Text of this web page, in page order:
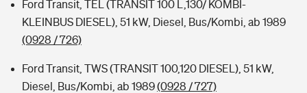
Ford Transit, TEL (TRANSIT 100 L,130/ KOMBI-
KLEINBUS DIESEL), 51 kW, Diesel, Bus/Kombi, ab 1989
(0928 / 726)
Ford Transit, TWS (TRANSIT 100,120 DIESEL), 51 kW,
Diesel, Bus/Kombi, ab 1989(0928 / 727)